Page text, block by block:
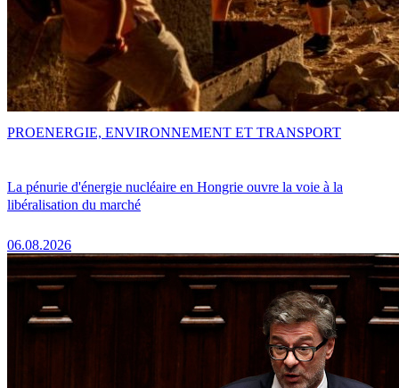
La pénurie d'énergie nucléaire en Hongrie ouvre la voie à la
libéralisation du marché
06.08.2026
PROENERGIE, ENVIRONNEMENT ET TRANSPORT